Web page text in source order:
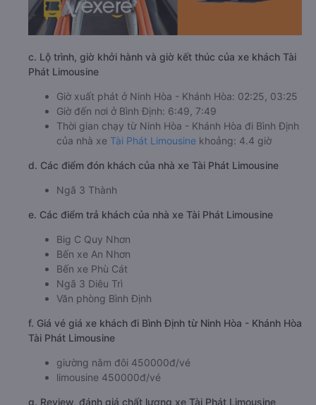
c. Lộ trình, giờ khởi hành và giờ kết thúc của xe khách Tài
Phát Limousine
Giờ xuất phát ở Ninh Hòa - Khánh Hòa: 02:25, 03:25
Giờ đến nơi ở Bình Định: 6:49, 7:49
Thời gian chạy từ Ninh Hòa - Khánh Hòa đi Bình Định
của nhà xe Tài Phát Limousine khoảng: 4.4 giờ
d. Các điểm đón khách của nhà xe Tài Phát Limousine
Ngã 3 Thành
e. Các điểm trả khách của nhà xe Tài Phát Limousine
Big C Quy Nhơn
Bến xe An Nhơn
Bến xe Phù Cát
Ngã 3 Diêu Trì
Văn phòng Bình Định
f. Giá vé giá xe khách đi Bình Định từ Ninh Hòa - Khánh Hòa
Tài Phát Limousine
giường nằm đôi 450000đ/vé
limousine 450000đ/vé
g. Review, đánh giá chất lượng xe Tài Phát Limousine